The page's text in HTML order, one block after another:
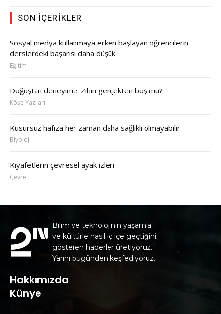
SON İÇERIKLER
Sosyal medya kullanmaya erken başlayan öğrencilerin
derslerdeki başarısı daha düşük
Eğitim
Doğuştan deneyime: Zihin gerçekten boş mu?
Köşe Yazıları
Kusursuz hafıza her zaman daha sağlıklı olmayabilir
Biyoloji
Kıyafetlerin çevresel ayak izleri
Çevre
Bilim ve teknolojinin yaşamla
ve kültürle nasıl iç içe geçtiğini
gösteren haberler üretiyoruz.
Yarını bugünden keşfediyoruz.
Hakkımızda
Künye